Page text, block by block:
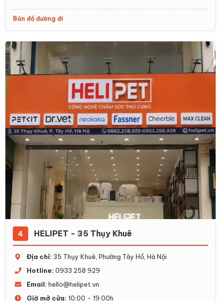
Bản đồ đường đi
4 HELIPET - 35 Thụy Khuê
Địa chỉ: 35 Thụy Khuê, Phường Tây Hồ, Hà Nội
Hotline: 0933 258 929
Email: hello@helipet.vn
Giờ mở cửa: 10:00 - 19:00h